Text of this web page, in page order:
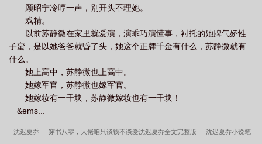
顾昭宁冷哼一声，别开头不理她。
戏精。
以前苏静微在家里就爱演，演乖巧演懂事，衬托的她脾气娇性
子蛮，是以她爸爸就昏了头，她这个正牌千金有什么，苏静微就有
什么。
她上高中，苏静微也上高中。
她嫁军官，苏静微也嫁军官。
她嫁妆有一千块，苏静微嫁妆也有一千块！
&ems...
沈迟夏乔 穿书八零，大佬咱只谈钱不谈爱沈迟夏乔全文完整版 沈迟夏乔小说笔